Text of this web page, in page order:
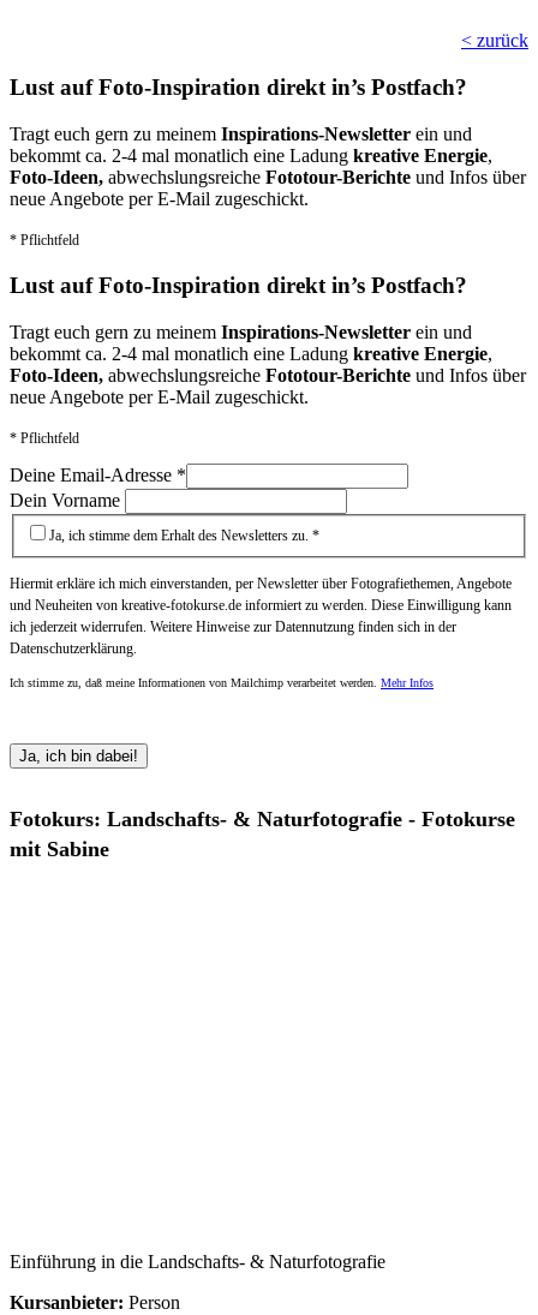
< zurück
Lust auf Foto-Inspiration direkt in’s Postfach?
Tragt euch gern zu meinem Inspirations-Newsletter ein und
bekommt ca. 2-4 mal monatlich eine Ladung kreative Energie,
Foto-Ideen, abwechslungsreiche Fototour-Berichte und Infos über
neue Angebote per E-Mail zugeschickt.
* Pflichtfeld
Lust auf Foto-Inspiration direkt in’s Postfach?
Tragt euch gern zu meinem Inspirations-Newsletter ein und
bekommt ca. 2-4 mal monatlich eine Ladung kreative Energie,
Foto-Ideen, abwechslungsreiche Fototour-Berichte und Infos über
neue Angebote per E-Mail zugeschickt.
* Pflichtfeld
Deine Email-Adresse *
Dein Vorname
Ja, ich stimme dem Erhalt des Newsletters zu. *
Hiermit erkläre ich mich einverstanden, per Newsletter über Fotografiethemen, Angebote
und Neuheiten von kreative-fotokurse.de informiert zu werden. Diese Einwilligung kann
ich jederzeit widerrufen. Weitere Hinweise zur Datennutzung finden sich in der
Datenschutzerklärung.
Ich stimme zu, daß meine Informationen von Mailchimp verarbeitet werden. Mehr Infos
Fotokurs: Landschafts- & Naturfotografie - Fotokurse
mit Sabine
Einführung in die Landschafts- & Naturfotografie
Kursanbieter: Person